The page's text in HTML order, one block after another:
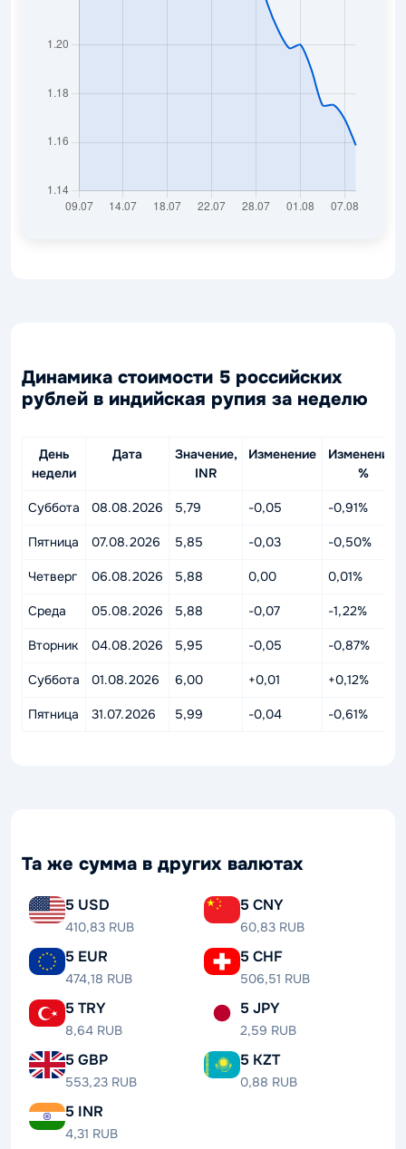
Динамика стоимости 5 российских
рублей в индийская рупия за неделю
День
недели
Дата
Значение,
INR
Изменение
Изменение,
%
Суббота 08.08.2026 5,79 -0,05 -0,91%
Пятница 07.08.2026 5,85 -0,03 -0,50%
Четверг 06.08.2026 5,88 0,00 0,01%
Среда 05.08.2026 5,88 -0,07 -1,22%
Вторник 04.08.2026 5,95 -0,05 -0,87%
Суббота 01.08.2026 6,00 +0,01 +0,12%
Пятница 31.07.2026 5,99 -0,04 -0,61%
Та же сумма в других валютах
5 USD
410,83 RUB
5 CNY
60,83 RUB
5 EUR
474,18 RUB
5 CHF
506,51 RUB
5 TRY
8,64 RUB
5 JPY
2,59 RUB
5 GBP
553,23 RUB
5 KZT
0,88 RUB
5 INR
4,31 RUB